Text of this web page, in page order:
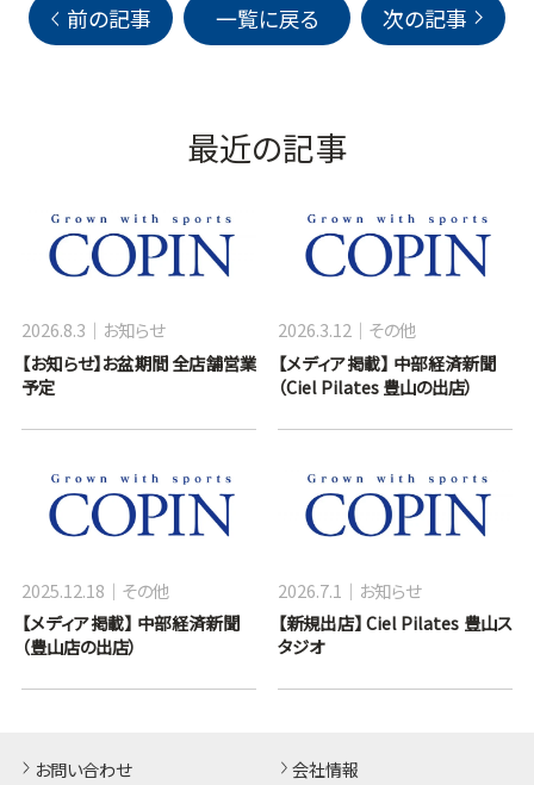
前の記事 一覧に戻る 次の記事
最近の記事
【お知らせ】お盆期間 全店舗営業
予定
2026.8.3
お知らせ
【メディア掲載】 中部経済新聞
（Ciel Pilates 豊山の出店）
2026.3.12 その他
【メディア掲載】 中部経済新聞
（豊山店の出店）
2025.12.18
その他
【新規出店】 Ciel Pilates 豊山ス
タジオ
2026.7.1 お知らせ
お問い合わせ 会社情報